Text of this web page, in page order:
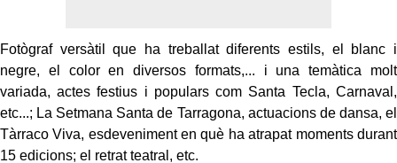
Fotògraf versàtil que ha treballat diferents estils, el blanc i
negre, el color en diversos formats,... i una temàtica molt
variada, actes festius i populars com Santa Tecla, Carnaval,
etc...; La Setmana Santa de Tarragona, actuacions de dansa, el
Tàrraco Viva, esdeveniment en què ha atrapat moments durant
15 edicions; el retrat teatral, etc.